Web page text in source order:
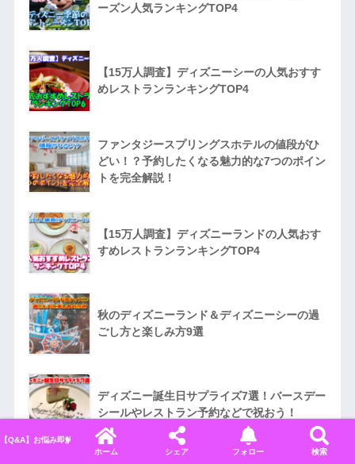
ーズン人気ランキングTOP4
【15万人調査】ディズニーシーの人気おすす
めレストランランキングTOP4
ファンタジースプリングスホテルの値段がひ
どい！？予約したくなる魅力的な7つのポイン
トを完全解説！
【15万人調査】ディズニーランドの人気おす
すめレストランランキングTOP4
秋のディズニーランド＆ディズニーシーの過
ごし方と楽しみ方9選
ディズニー誕生日サプライズ7選！バースデー
シールやレストラン予約などで祝おう！
【Q&A】お悩み即解決！ディズニーに関するよくある質問＆回答まとめ
ホーム
シェア フォロー 検索